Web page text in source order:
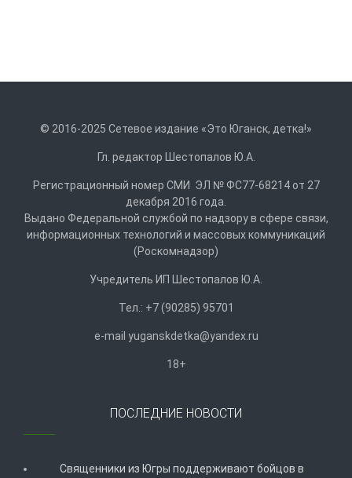
© 2016-2025 Сетевое издание «Это Юганск, детка!»
Гл. редактор Шестопалов Ю.А.
Регистрационный номер СМИ ЭЛ № ФС77-68214 от 27
декабря 2016 года.
Выдано Федеральной службой по надзору в сфере связи,
информационных технологий и массовых коммуникаций
(Роскомнадзор)
Учредитель ИП Шестопалов Ю.А.
Тел.: +7 (90285) 95701
e-mail yuganskdetka@yandex.ru
18+
ПОСЛЕДНИЕ НОВОСТИ
Священники из Югры поддерживают бойцов в